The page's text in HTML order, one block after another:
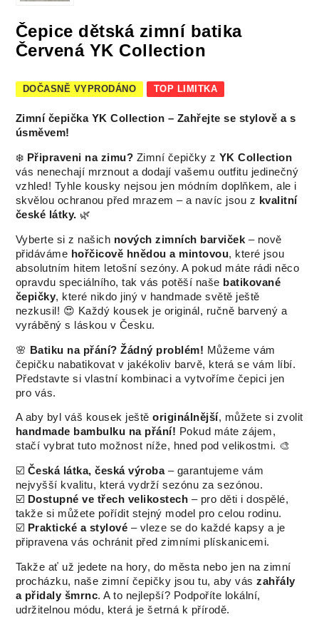
Čepice dětská zimní batika
Červená YK Collection
DOČASNĚ VYPRODÁNO TOP LIMITKA
Zimní čepička YK Collection – Zahřejte se stylově a s
úsměvem!
❄️ Připraveni na zimu? Zimní čepičky z YK Collection
vás nenechají mrznout a dodají vašemu outfitu jedinečný
vzhled! Tyhle kousky nejsou jen módním doplňkem, ale i
skvělou ochranou před mrazem – a navíc jsou z kvalitní
české látky. 🌿
Vyberte si z našich nových zimních barviček – nově
přidáváme hořčicově hnědou a mintovou, které jsou
absolutním hitem letošní sezóny. A pokud máte rádi něco
opravdu speciálního, tak vás potěší naše batikované
čepičky, které nikdo jiný v handmade světě ještě
nezkusil! 😍 Každý kousek je originál, ručně barvený a
vyráběný s láskou v Česku.
🌸 Batiku na přání? Žádný problém! Můžeme vám
čepičku nabatikovat v jakékoliv barvě, která se vám líbí.
Představte si vlastní kombinaci a vytvoříme čepici jen
pro vás.
A aby byl váš kousek ještěoriginálnější, můžete si zvolit
handmade bambulku na přání! Pokud máte zájem,
stačí vybrat tuto možnost níže, hned pod velikostmi. 🎨
☑️ Česká látka, česká výroba– garantujeme vám
nejvyšší kvalitu, která vydrží sezónu za sezónou.
☑️ Dostupné ve třech velikostech – pro děti i dospělé,
takže si můžete pořídit stejný model pro celou rodinu.
☑️ Praktické a stylové – vleze se do každé kapsy a je
připravena vás ochránit před zimními plískanicemi.
Takže ať už jedete na hory, do města nebo jen na zimní
procházku, naše zimní čepičky jsou tu, aby vászahřály
a přidaly šmrnc. A to nejlepší? Podpoříte lokální,
udržitelnou módu, která je šetrná k přírodě.